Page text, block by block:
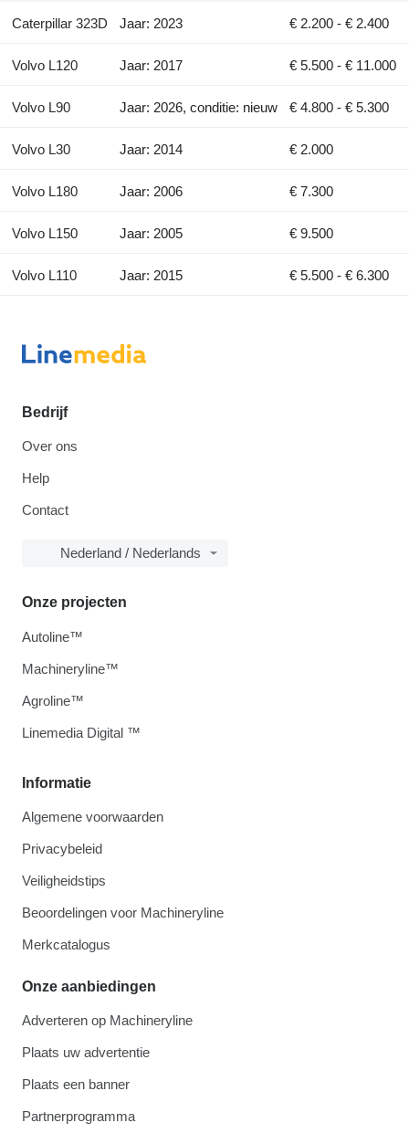
Caterpillar 323D Jaar: 2023 € 2.200 - € 2.400
Volvo L120 Jaar: 2017 € 5.500 - € 11.000
Volvo L90 Jaar: 2026, conditie: nieuw € 4.800 - € 5.300
Volvo L30 Jaar: 2014 € 2.000
Volvo L180 Jaar: 2006 € 7.300
Volvo L150 Jaar: 2005 € 9.500
Volvo L110 Jaar: 2015 € 5.500 - € 6.300
Bedrijf
Over ons
Help
Contact
Nederland / Nederlands
Informatie
Algemene voorwaarden
Privacybeleid
Veiligheidstips
Beoordelingen voor Machineryline
Merkcatalogus
Onze aanbiedingen
Adverteren op Machineryline
Plaats uw advertentie
Plaats een banner
Partnerprogramma
Onze projecten
Autoline™
Machineryline™
Agroline™
Linemedia Digital ™